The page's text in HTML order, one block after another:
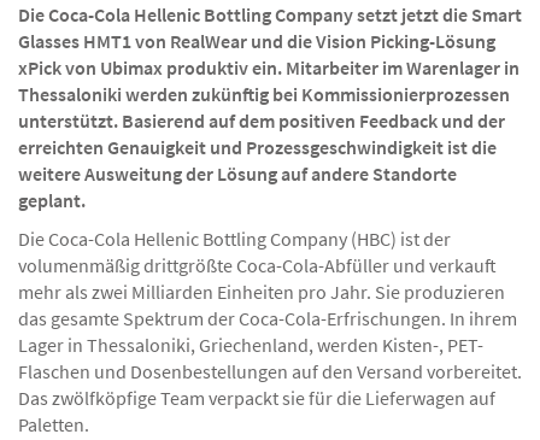
Die Coca-Cola Hellenic Bottling Company setzt jetzt die Smart
Glasses HMT1 von RealWear und die Vision Picking-Lösung
xPick von Ubimax produktiv ein. Mitarbeiter im Warenlager in
Thessaloniki werden zukünftig bei Kommissionierprozessen
unterstützt. Basierend auf dem positiven Feedback und der
erreichten Genauigkeit und Prozessgeschwindigkeit ist die
weitere Ausweitung der Lösung auf andere Standorte
geplant.
Die Coca-Cola Hellenic Bottling Company (HBC) ist der
volumenmäßig drittgrößte Coca-Cola-Abfüller und verkauft
mehr als zwei Milliarden Einheiten pro Jahr. Sie produzieren
das gesamte Spektrum der Coca-Cola-Erfrischungen. In ihrem
Lager in Thessaloniki, Griechenland, werden Kisten-, PET-
Flaschen und Dosenbestellungen auf den Versand vorbereitet.
Das zwölfköpfige Team verpackt sie für die Lieferwagen auf
Paletten.